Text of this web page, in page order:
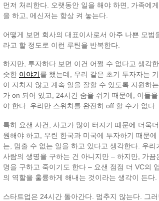
먼저 처리한다. 오랫동안 일을 해야 하면, 가족에
을 하고, 메신저는 항상 켜 놓는다.
어떻게 보면 회사의 대표이사로서 아주 나쁜 모범
라고 할 정도로 이런 루틴을 반복한다.
하지만, 투자하다 보면 이건 어쩔 수 없다고 생각
슷한 이야기를 했는데, 우리 같은 초기 투자자는
이 지치지 않고 계속 일을 잘할 수 있도록 지원하
가 on 되어 있고, 24시간 숨을 쉬기 때문에, 이들
야 한다. 우리만 스위치를 완전히 off 할 수가 없다.
특히 요샌 사건, 사고가 많이 터지기 때문에 더욱
원해야 하고, 우린 한국과 미국에 투자하기 때문
는, 멈출 수 없는 일을 하고 있다고 생각한다. 우
사람의 생명을 구하는 건 아니지만 – 하지만, 가
명을 구하고 죽이기도 한다 – 요샌 점점 더 VC의
의 역할을 훌륭하게 해내는 것이라는 생각이 든다.
스타트업은 24시간 돌아간다. 멈추지 않는다. 그